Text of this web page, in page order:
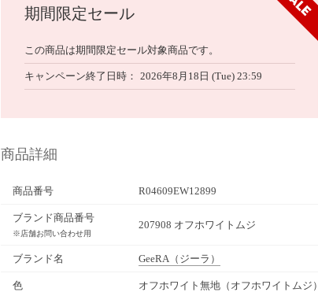
期間限定セール
この商品は期間限定セール対象商品です。
キャンペーン終了日時 2026年8月18日 (Tue) 23:59
商品詳細
商品番号 R04609EW12899
ブランド商品番号
※店舗お問い合わせ用
207908 オフホワイトムジ
ブランド名 GeeRA （ジーラ）
色 オフホワイト無地（オフホワイトムジ）